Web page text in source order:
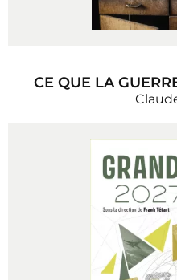
CE QUE LA